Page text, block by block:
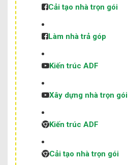
Cải tạo nhà trọn gói
Làm nhà trả góp
Kiến trúc ADF
Xây dựng nhà trọn gói
Kiến trúc ADF
Cải tạo nhà trọn gói